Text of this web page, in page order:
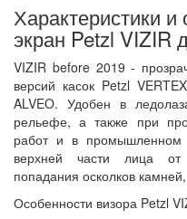
Характеристики
экран Petzl VIZIR
VIZIR before 2019 -
версий касок Petzl
ALVEO. Удобен в
рельефе, а также при
работ и в промышленном
верхней части лица от
попадания осколков
Особенности визора Petzl